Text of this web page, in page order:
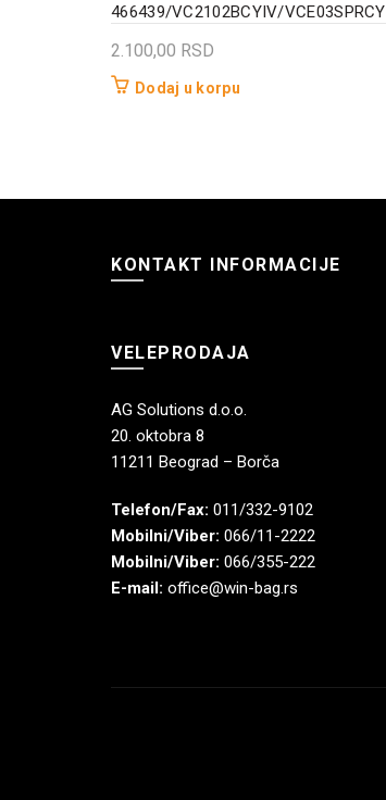
466439/VC2102BCYIV/VCE03SPRCY
2.100,00 RSD
Dodaj u korpu
KONTAKT INFORMACIJE
VELEPRODAJA
AG Solutions d.o.o.
20. oktobra 8
11211 Beograd – Borča
Telefon/Fax: 011/332-9102
Mobilni/Viber: 066/11-2222
Mobilni/Viber: 066/355-222
E-mail: office@win-bag.rs